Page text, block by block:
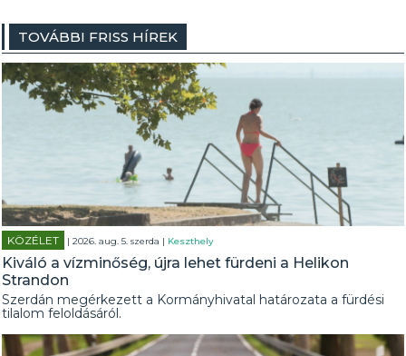
TOVÁBBI FRISS HÍREK
KÖZÉLET | 2026. aug. 5. szerda | Keszthely
Kiváló a vízminőség, újra lehet fürdeni a Helikon
Strandon
Szerdán megérkezett a Kormányhivatal határozata a fürdési
tilalom feloldásáról.